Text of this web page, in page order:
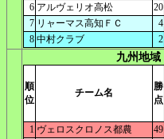
6 アルヴェリオ高松 20
7 リャーマス高知ＦＣ 4
8 中村クラブ 2
九州地域
順
位
チーム名
勝
点
1 ヴェロスクロノス都農 49